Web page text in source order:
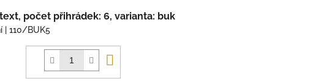
počet přihrádek: 6, varianta: buk
| 110/BUK5
košíku